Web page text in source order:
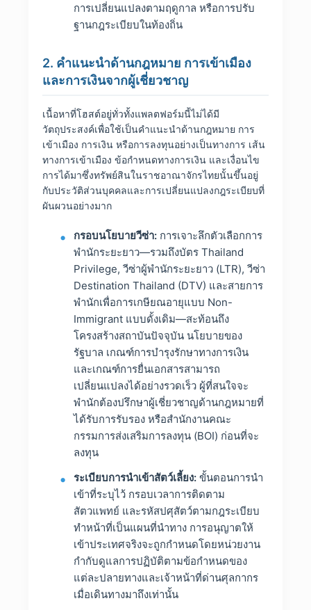
การเปลี่ยนแปลงตามฤดูกาล หรือการปรับ
ฐานกฎระเบียบในท้องถิ่น
2. คำแนะนำด้านกฎหมาย การเข้าเมือง
และการเงินจากผู้เชี่ยวชาญ
เนื้อหาที่โฮสต์อยู่ทั่วทั้งแพลตฟอร์มนี้ไม่ได้มี
วัตถุประสงค์เพื่อใช้เป็นคำแนะนำด้านกฎหมาย การ
เข้าเมือง การเงิน หรือการลงทุนอย่างเป็นทางการ เส้น
ทางการเข้าเมือง ข้อกำหนดทางการเงิน และเงื่อนไข
การได้มาซึ่งทรัพย์สินในราชอาณาจักรไทยนั้นขึ้นอยู่
กับประวัติส่วนบุคคลและการเปลี่ยนแปลงกฎระเบียบที่
ผันผวนอย่างมาก
กรอบนโยบายวีซ่า: การเจาะลึกตัวเลือกการ
พำนักระยะยาว—รวมถึงบัตร Thailand
Privilege, วีซ่าผู้พำนักระยะยาว (LTR), วีซ่า
Destination Thailand (DTV) และสายการ
พำนักเพื่อการเกษียณอายุแบบ Non-
Immigrant แบบดั้งเดิม—สะท้อนถึง
โครงสร้างสถาบันปัจจุบัน นโยบายของ
รัฐบาล เกณฑ์การบำรุงรักษาทางการเงิน
และเกณฑ์การยื่นเอกสารสามารถ
เปลี่ยนแปลงได้อย่างรวดเร็ว ผู้ที่สนใจจะ
พำนักต้องปรึกษาผู้เชี่ยวชาญด้านกฎหมายที่
ได้รับการรับรอง หรือสำนักงานคณะ
กรรมการส่งเสริมการลงทุน (BOI) ก่อนที่จะ
ลงทุน
ระเบียบการนำเข้าสัตว์เลี้ยง: ขั้นตอนการนำ
เข้าที่ระบุไว้ กรอบเวลาการติดตาม
สัตวแพทย์ และรหัสปศุสัตว์ตามกฎระเบียบ
ทำหน้าที่เป็นแผนที่นำทาง การอนุญาตให้
เข้าประเทศจริงจะถูกกำหนดโดยหน่วยงาน
กำกับดูแลการปฏิบัติตามข้อกำหนดของ
แต่ละปลายทางและเจ้าหน้าที่ด่านศุลกากร
เมื่อเดินทางมาถึงเท่านั้น